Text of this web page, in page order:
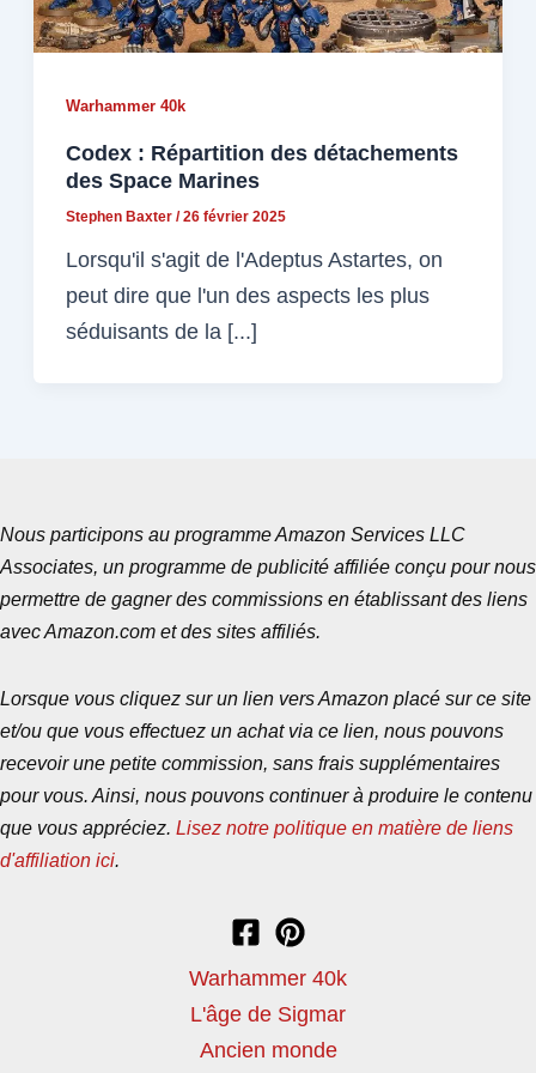
Warhammer 40k
Codex : Répartition des détachements
des Space Marines
Stephen Baxter/26 février 2025
Lorsqu'il s'agit de l'Adeptus Astartes, on
peut dire que l'un des aspects les plus
séduisants de la [...]
Nous participons au programme Amazon Services LLC
Associates, un programme de publicité affiliée conçu pour nous
permettre de gagner des commissions en établissant des liens
avec Amazon.com et des sites affiliés.
Lorsque vous cliquez sur un lien vers Amazon placé sur ce site
et/ou que vous effectuez un achat via ce lien, nous pouvons
recevoir une petite commission, sans frais supplémentaires
pour vous. Ainsi, nous pouvons continuer à produire le contenu
que vous appréciez. Lisez notre politique en matière de liens
d'affiliation ici.
Warhammer 40k
L'âge de Sigmar
Ancien monde